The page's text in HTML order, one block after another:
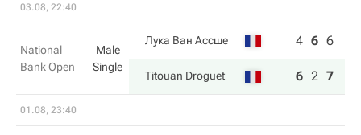
03.08, 22:40
National
Bank Open
Male
Single
Лука Ван Ассше 4 6 6
Titouan Droguet 6 2 7
01.08, 23:40